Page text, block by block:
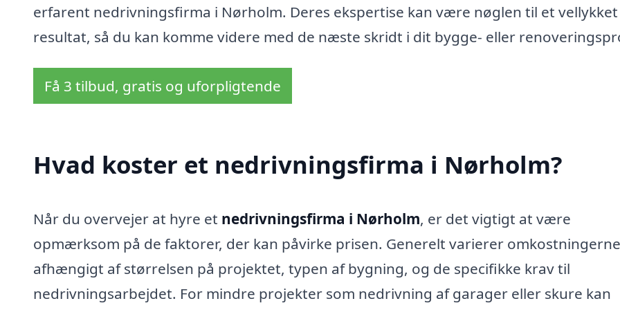
erfarent nedrivningsfirma i Nørholm. Deres ekspertise kan være nøglen til et vellykket
resultat, så du kan komme videre med de næste skridt i dit bygge- eller
Få 3 tilbud, gratis og uforpligtende
Hvad koster et nedrivningsfirma i Nørholm?
Når du overvejer at hyre et nedrivningsfirma i Nørholm, er det vigtigt at være
opmærksom på de faktorer, der kan påvirke prisen. Generelt varierer omkostningerne
afhængigt af størrelsen på projektet, typen af bygning, og de specifikke krav til
nedrivningsarbejdet. For mindre projekter som nedrivning af garager eller skure kan